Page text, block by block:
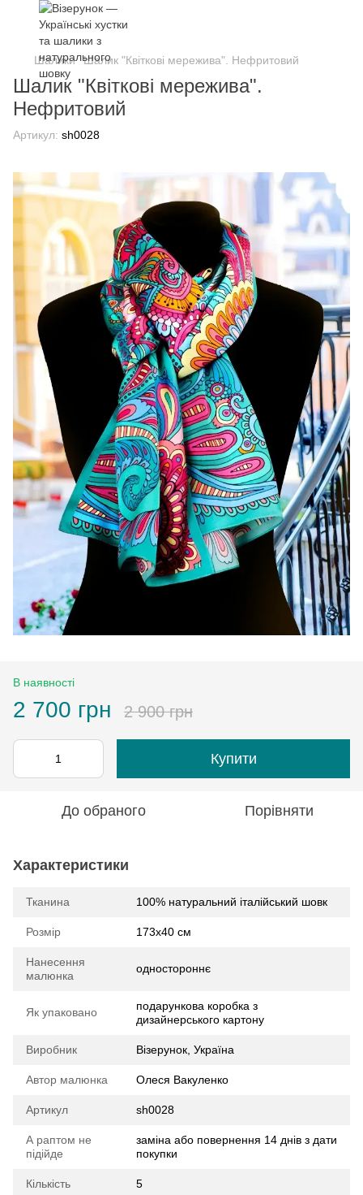
Шалики Шалик "Квіткові мережива". Нефритовий
Шалик "Квіткові мережива".
Нефритовий
Артикул: sh0028
В наявності
2 700 грн 2 900 грн
Купити
До обраного Порівняти
Характеристики
Тканина 100% натуральний італійський шовк
Розмір 173х40 см
Нанесення
малюнка
одностороннє
Як упаковано
подарункова коробка з
дизайнерського картону
Виробник Візерунок, Україна
Автор малюнка Олеся Вакуленко
Артикул sh0028
А раптом не
підійде
заміна або повернення 14 днів з дати
покупки
Кількість 5